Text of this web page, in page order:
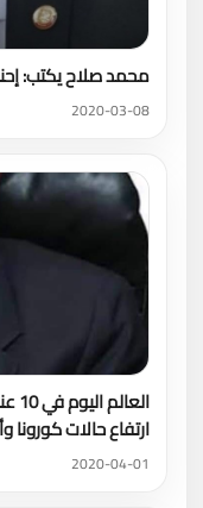
محمد صلاح يكتب: إحنا
2020-03-08
ارتفاع حالات كورونا
2020-04-01